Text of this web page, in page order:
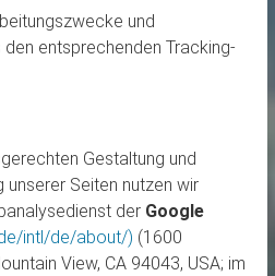
und
entsprechenden Tracking-
Gestaltung und
Seiten nutzen wir
der Google
intl/de/about/) (1600
View, CA 94043, USA; im